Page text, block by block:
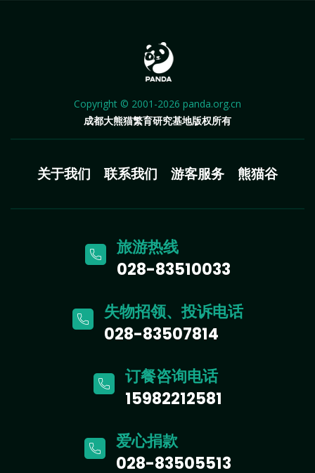
Copyright © 2001-2026 panda.org.cn
成都大熊猫繁育研究基地版权所有
关于我们 联系我们 游客服务 熊猫谷
旅游热线
028-83510033
失物招领、投诉电话
028-83507814
订餐咨询电话
15982212581
爱心捐款
028-83505513